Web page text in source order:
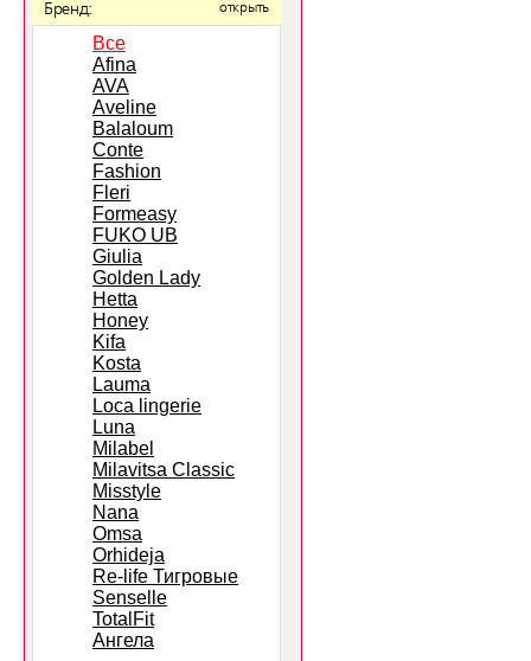
Бренд: открыть
Все
Afina
AVA
Aveline
Balaloum
Conte
Fashion
Fleri
Formeasy
FUKO UB
Giulia
Golden Lady
Hetta
Honey
Kifa
Kosta
Lauma
Loca lingerie
Luna
Milabel
Milavitsa Classic
Misstyle
Nana
Omsa
Orhideja
Re-life Тигровые
Senselle
TotalFit
Ангела